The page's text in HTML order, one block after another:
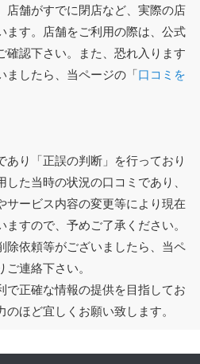
店舗がすでに閉店など、実際の店
ます。店舗をご利用の際は、公式
確認下さい。また、恐れ入ります
ましたら、当ページの「口コミを
あり「正誤の判断」を行っており
た当時の状況の口コミであり、
サービス内容の変更等により現在
すので、予めご了承ください。
除依頼等がございましたら、当ペ
ご連絡下さい。
で正確な情報の提供を目指してお
ほど宜しくお願い致します。